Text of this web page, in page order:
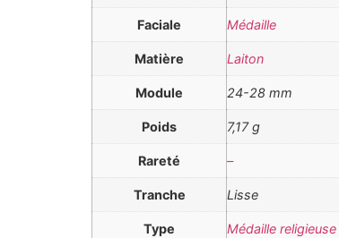
Faciale Médaille
Matière Laiton
Module 24-28 mm
Poids 7,17 g
Rareté –
Tranche Lisse
Type Médaille religieuse